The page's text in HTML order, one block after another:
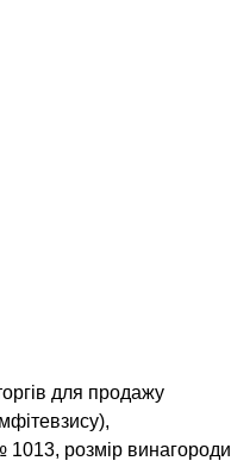
для продажу
1013, розмір винагороди